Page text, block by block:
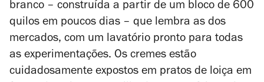
branco – construída a partir de um bloco de 600
quilos em poucos dias – que lembra as dos
mercados, com um lavatório pronto para todas
as experimentações. Os cremes estão
cuidadosamente expostos em pratos de loiça em